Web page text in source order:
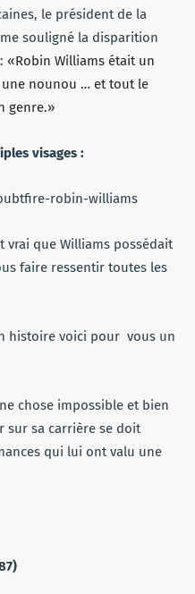
le président de la
souligné la disparition
«Robin Williams était un
une nounou … et tout le
genre.»
visages :
vrai que Williams possédait
faire ressentir toutes les
histoire voici pour vous un
chose impossible et bien
sur sa carrière se doit
qui lui ont valu une